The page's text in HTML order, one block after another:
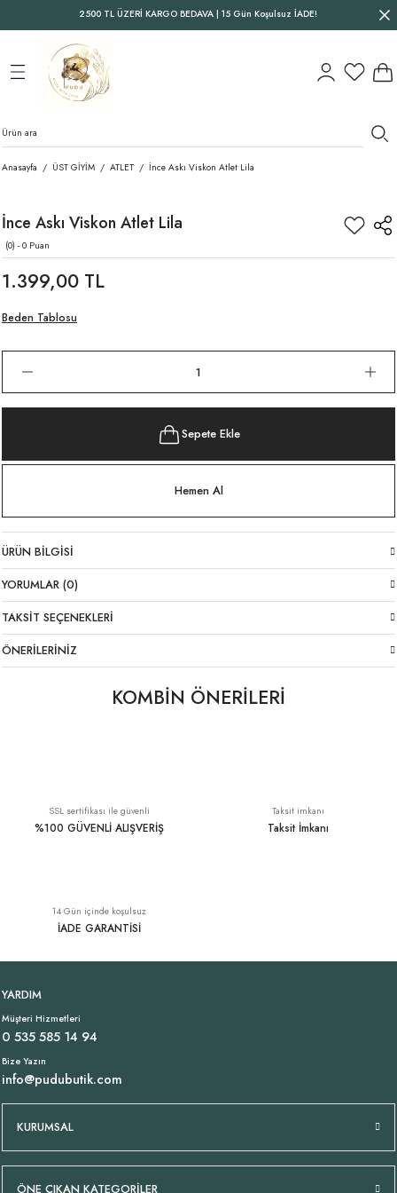
2500 TL ÜZERİ KARGO BEDAVA | 15 Gün Koşulsuz İADE!
Geri Dön
Geri Dön
Geri Dön
Anasayfa ÜST GİYİM ATLET İnce Askı Viskon Atlet Lila
İnce Askı Viskon Atlet Lila
(0) - 0 Puan
1.399,00 TL
Beden Tablosu
Sepete Ekle
Hemen Al
ÜRÜN BILGISI
YORUMLAR (0)
TAKSIT SEÇENEKLERI
ÖNERILERINIZ
KOMBİN ÖNERİLERİ
1.899,00 TL
1.449,00 TL
2.249,00 TL 1.499,00 TL
SSL sertifikası ile güvenli
%100 GÜVENLİ ALIŞVERİŞ
Taksit imkanı
Taksit İmkanı
14 Gün içinde koşulsuz
İADE GARANTİSİ
YARDIM
Müşteri Hizmetleri
0 535 585 14 94
Bize Yazın
info@pudubutik.com
KURUMSAL
ÖNE ÇIKAN KATEGORİLER